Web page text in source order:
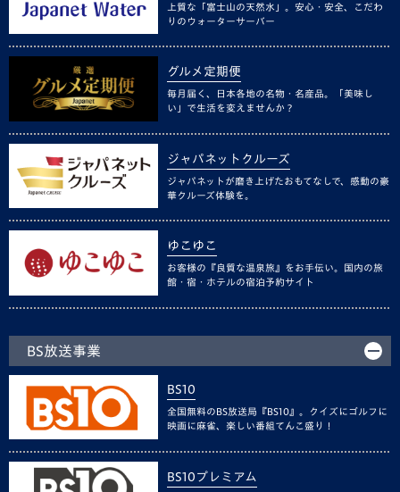
上質な「富士山の天然水」。安心・安全、こだわ
りのウォーターサーバー
グルメ定期便
毎月届く、日本各地の名物・名産品。「美味し
い」で生活を変えませんか？
ジャパネットクルーズ
ジャパネットが磨き上げたおもてなしで、感動の豪
華クルーズ体験を。
ゆこゆこ
お客様の『良質な温泉旅』をお手伝い。国内の旅
館・宿・ホテルの宿泊予約サイト
BS放送事業
BS10
全国無料のBS放送局『BS10』。クイズにゴルフに
映画に麻雀、楽しい番組てんこ盛り！
BS10プレミアム